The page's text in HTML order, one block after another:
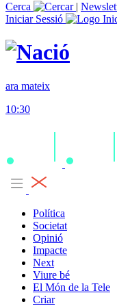
Cerca
|
Iniciar Sessió
ara mateix
10:30
Política
Societat
Opinió
Impacte
Next
Viure bé
El Món de la Tele
Criar